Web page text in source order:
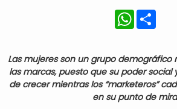
Las mujeres son un grupo demográfico
las marcas, puesto que su poder social
de crecer mientras los “marketeros”
en su punto de